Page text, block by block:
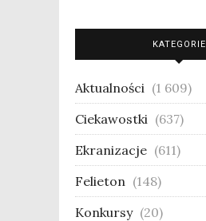
KATEGORIE
Aktualności (1 609)
Ciekawostki (637)
Ekranizacje (611)
Felieton (148)
Konkursy (20)